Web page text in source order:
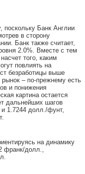
поскольку Банк Англии
в сторону
Банк также считает,
2.0%. Вместе с тем
того, каким
повлиять на
безработицы выше
рынок – по-прежнему есть
и понижения
картина остается
дальнейших шагов
и 1.7244 долл./фунт,
на динамику
франк/долл.,